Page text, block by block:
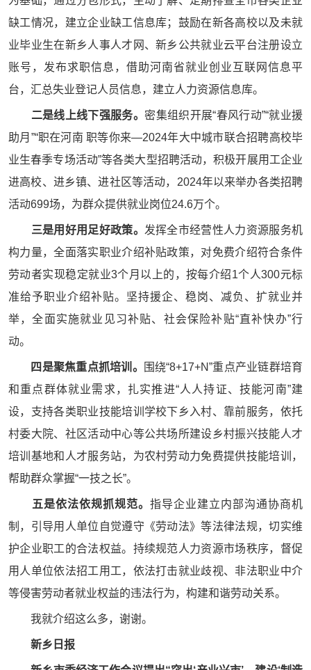
缺工情况，建立企业缺工信息库；鼓励在新各高校以及未就
业毕业生在新乡人事人才网、新乡公共就业云平台注册设立
账号，发布求职信息，借助河南省就业创业互联网信息平
台，汇总失业登记人员信息，建立人力资源信息库。
二是线上线下强服务。 密集组织开展“春风行动”“就业援
助月”“职在河南 职等你来—2024年大中城市联合招聘高校毕
业生春季专场活动”等各类大型招聘活动，积极开展用工企业
进高校、进乡镇、进社区等活动，2024年以来举办各类招聘
活动699场，为群众提供就业岗位24.6万个。
三是用好用足好政策。 发挥全市经营性人力资源服务机
构力量，全面落实职业介绍补贴政策，对免费介绍符合条件
劳动者实现稳定就业3个月以上的，按每介绍1个人300元标
准给予职业介绍补贴。坚持援企、稳岗、减负、扩就业并
举，全面实施就业见习补贴、社会保险补贴“直补快办”行
动。
四是聚焦重点抓培训。
围绕“8+17+N”重点产业链群培育
和重点群体就业需求，扎实推进“人人持证、技能河南”建
设，支持各类职业技能培训学校下乡入村、靠前服务，依托
村委大院、社区活动中心等公共场所建设乡村振兴技能人才
培训基地和人才服务站，为农村劳动力免费提供技能培训，
帮助群众掌握“一技之长”。
五是依法依规抓规范。 指导企业建立内部沟通协商机
制，引导用人单位自觉遵守《劳动法》等法律法规，切实维
护企业职工的合法权益。持续规范人力资源市场秩序，督促
用人单位依法招工用工，依法打击就业歧视、非法职业中介
等侵害劳动者就业权益的违法行为，构建和谐劳动关系。
我就介绍这么多，谢谢。
新乡日报